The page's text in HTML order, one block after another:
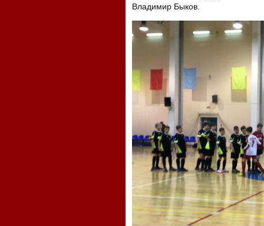
Владимир Быков.